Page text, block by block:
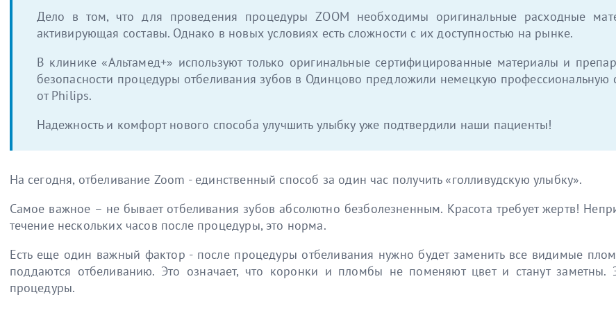
Дело в том, что для проведения процедуры ZOOM необходимы оригинальные расходные
активирующая составы. Однако в новых условиях есть сложности с их доступностью на рынке.
В клинике «Альтамед+» используют только оригинальные сертифицированные материалы и
безопасности процедуры отбеливания зубов в Одинцово предложили немецкую профессиональную
от Philips.
Надежность и комфорт нового способа улучшить улыбку уже подтвердили наши пациенты!
На сегодня, отбеливание Zoom - единственный способ за один час получить «голливудскую улыбку».
Самое важное – не бывает отбеливания зубов абсолютно безболезненным. Красота требует жертв!
течение нескольких часов после процедуры, это норма.
Есть еще один важный фактор - после процедуры отбеливания нужно будет заменить все видимые
поддаются отбеливанию. Это означает, что коронки и пломбы не поменяют цвет и станут
процедуры.